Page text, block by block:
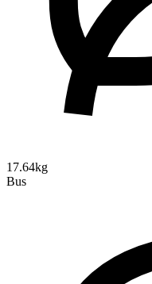
17.64kg
Bus